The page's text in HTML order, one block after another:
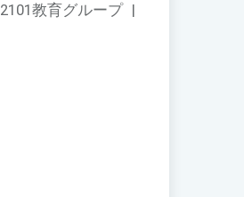
2101教育グループ |